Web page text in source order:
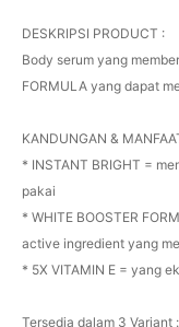
DESKRIPSI PRODUCT :
Body serum yang
FORMULA yang dapat
KANDUNGAN &
* INSTANT BRIGHT =
pakai
* WHITE BOOSTER
active ingredient yang
* 5X VITAMIN E = yang
Tersedia dalam 3 Variant :